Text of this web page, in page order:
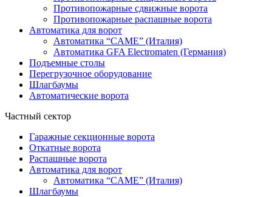
Противопожарные сдвижные ворота
Противопожарные распашные ворота
Автоматика для ворот
Автоматика “CAME” (Италия)
Автоматика GFA Electromaten (Германия)
Подъемные столы
Перегрузочное оборудование
Шлагбаумы
Автоматические ворота
Частный сектор
Гаражные секционные ворота
Откатные ворота
Распашные ворота
Автоматика для ворот
Автоматика “CAME” (Италия)
Шлагбаумы